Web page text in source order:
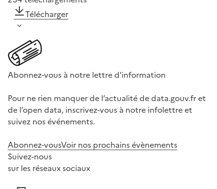
Télécharger
Abonnez-vous à notre lettre d'information
Pour ne rien manquer de l’actualité de data.gouv.fr et
de l’open data, inscrivez-vous à notre infolettre et
suivez nos événements.
Abonnez-vousVoir nos prochains évènements
Suivez-nous
sur les réseaux sociaux